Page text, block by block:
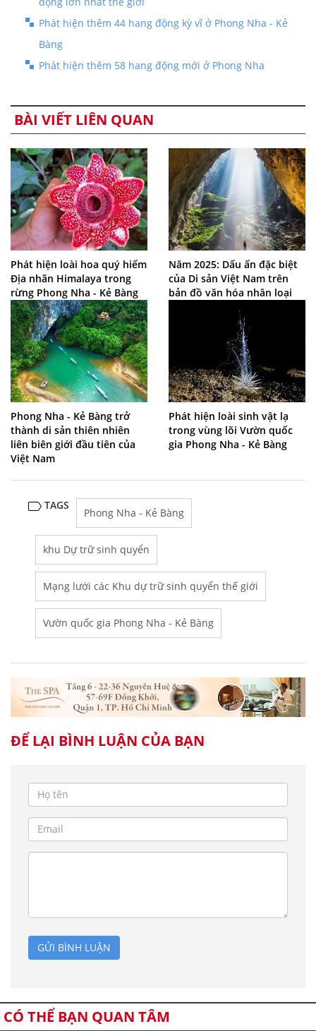
Phát hiện thêm 44 hang động kỳ vĩ ở Phong Nha - Kẻ
Bàng
Phát hiện thêm 58 hang động mới ở Phong Nha
BÀI VIẾT LIÊN QUAN
Phát hiện loài hoa quý hiếm
Địa nhãn Himalaya trong
rừng Phong Nha - Kẻ Bàng
Năm 2025: Dấu ấn đặc biệt
của Di sản Việt Nam trên
bản đồ văn hóa nhân loại
Phong Nha - Kẻ Bàng trở
thành di sản thiên nhiên
liên biên giới đầu tiên của
Việt Nam
Phát hiện loài sinh vật lạ
trong vùng lõi Vườn quốc
gia Phong Nha - Kẻ Bàng
TAGS
Phong Nha - Kẻ Bàng
khu Dự trữ sinh quyển
Mạng lưới các Khu dự trữ sinh quyển thế giới
Vườn quốc gia Phong Nha - Kẻ Bàng
ĐỂ LẠI BÌNH LUẬN CỦA BẠN
GỬI BÌNH LUẬN
CÓ THỂ BẠN QUAN TÂM